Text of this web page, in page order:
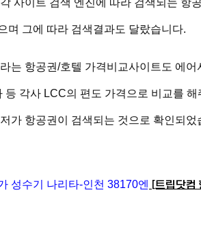
며 그에 따라 검색결과도 달랐습니다.
는 항공권/호텔 가격비교사이트도 에어
등 각사 LCC의 편도 가격으로 비교를 해
가 항공권이 검색되는 것으로 확인되었
성수기 나리타-인천 38170엔 [트립닷컴